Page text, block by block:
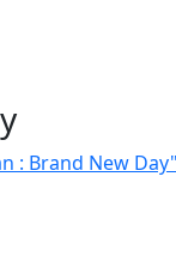
: Brand New Day"